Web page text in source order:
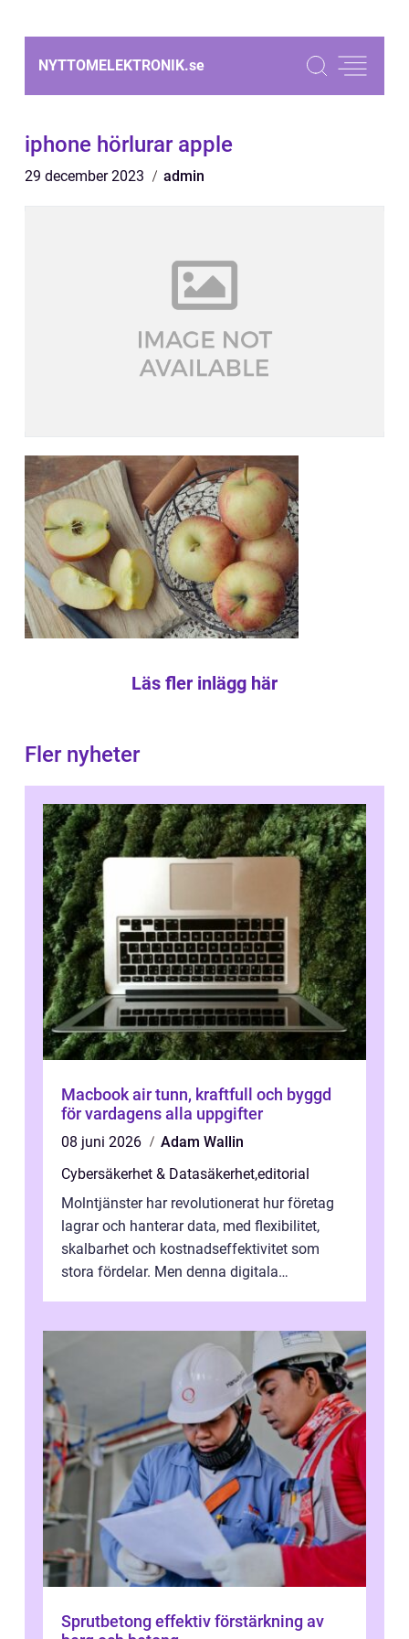
NYTTOMELEKTRONIK.se
iphone hörlurar apple
29 december 2023 admin
Läs fler inlägg här
Fler nyheter
Macbook air tunn, kraftfull och byggd
för vardagens alla uppgifter
08 juni 2026
Adam Wallin
Cybersäkerhet & Datasäkerhet,editorial
Molntjänster har revolutionerat hur företag
lagrar och hanterar data, med flexibilitet,
skalbarhet och kostnadseffektivitet som
stora fördelar. Men denna digitala
Sprutbetong effektiv förstärkning av